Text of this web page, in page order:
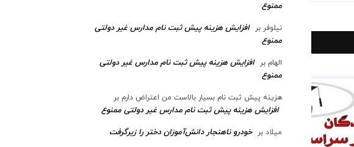
ممنوع
نیلوفر بر
افزایش هزینه پیش ثبت نام مدارس غیر دولتی
ممنوع
الهام بر
افزایش هزینه پیش ثبت نام مدارس غیر دولتی
ممنوع
هزینه پیش ثبت نام بسیار بالاست من اعتراض دارم بر
افزایش هزینه پیش ثبت نام مدارس غیر دولتی ممنوع
میلاد بر خودرو ناهنجار دانش‌آموزان دختر را زیرگرفت